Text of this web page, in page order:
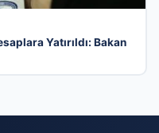
Yatırıldı: Bakan